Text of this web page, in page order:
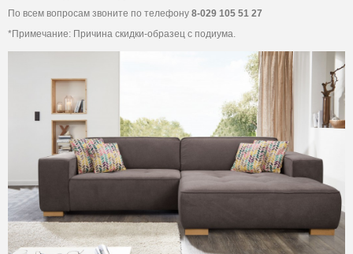
По всем вопросам звоните по телефону 8-029 105 51 27
*Примечание: Причина скидки-образец с подиума.